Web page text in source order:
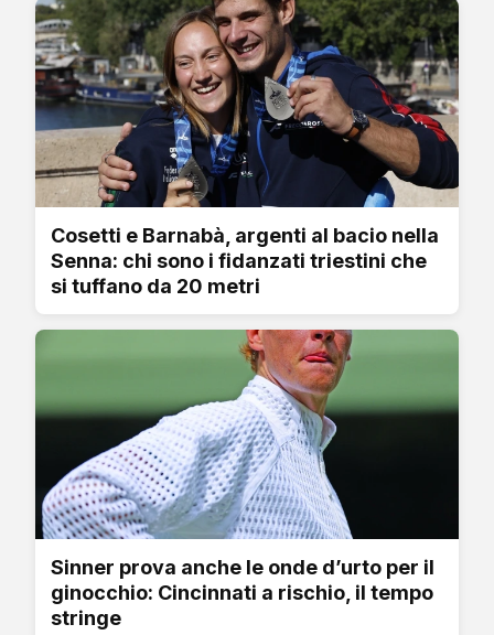
Cosetti e Barnabà, argenti al bacio nella
Senna: chi sono i fidanzati triestini che
si tuffano da 20 metri
Sinner prova anche le onde d’urto per il
ginocchio: Cincinnati a rischio, il tempo
stringe